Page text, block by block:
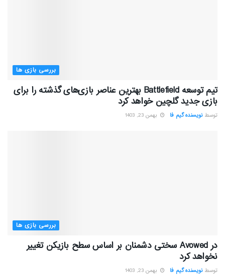
بررسی بازی ها
تیم توسعه Battlefield بهترین عناصر بازی‌های گذشته را برای
بازی جدید گلچین خواهد کرد
توسط نویسنده گیم فا بهمن 23, 1403
بررسی بازی ها
در Avowed سختی دشمنان بر اساس سطح بازیکن تغییر
نخواهد کرد
توسط نویسنده گیم فا بهمن 23, 1403